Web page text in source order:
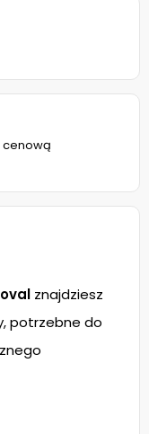
cenową
znajdziesz
potrzebne do